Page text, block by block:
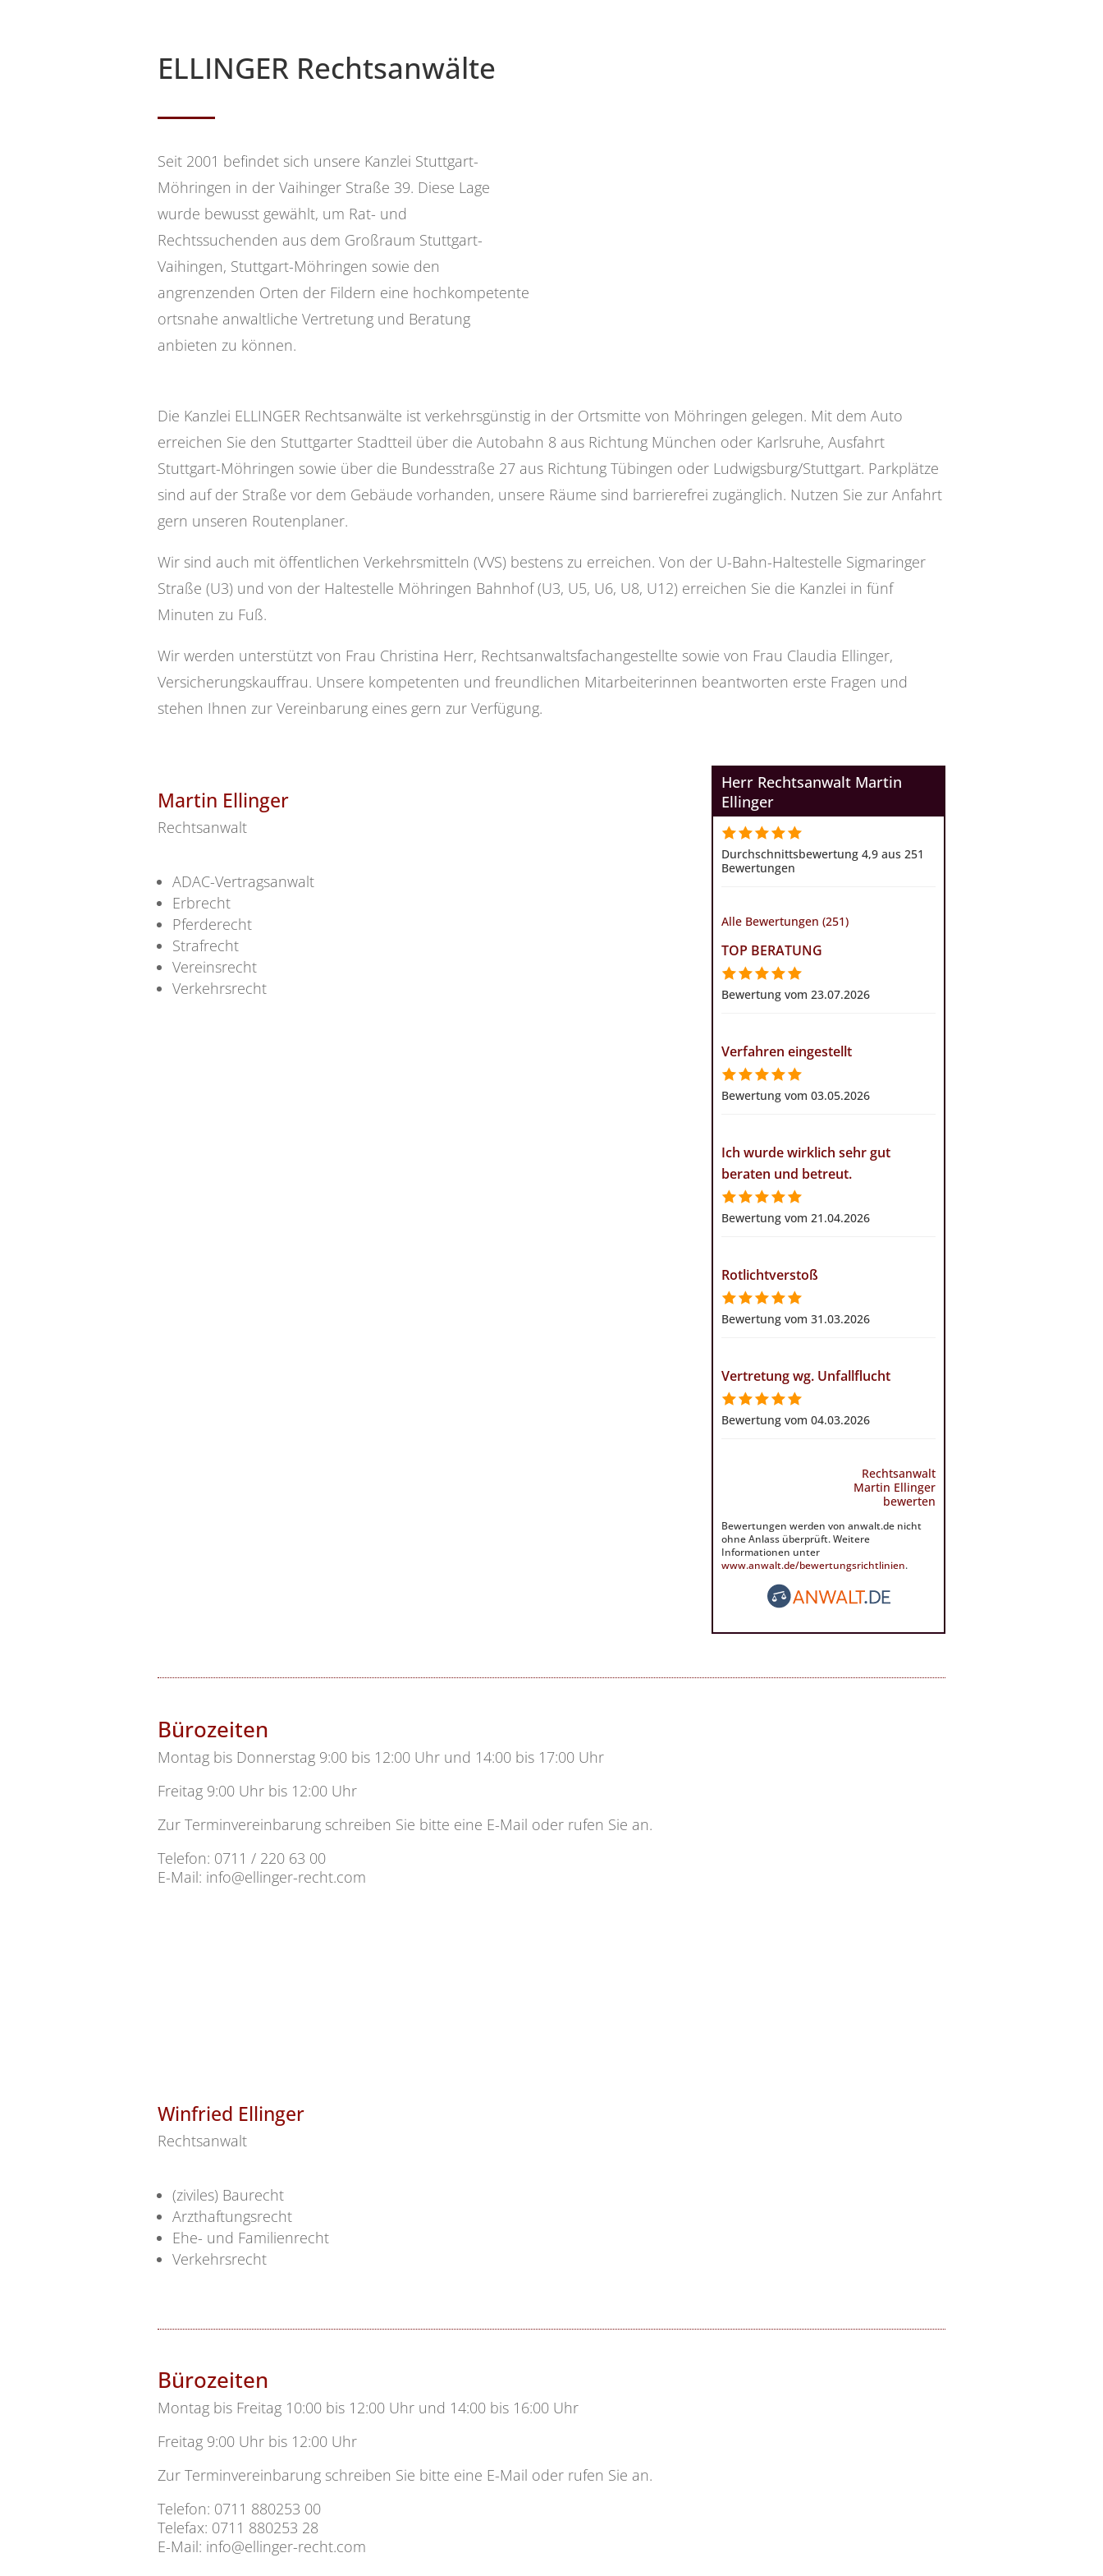
ELLINGER Rechtsanwälte
Seit 2001 befindet sich unsere Kanzlei Stuttgart-
Möhringen in der Vaihinger Straße 39. Diese Lage
wurde bewusst gewählt, um Rat- und
Rechtssuchenden aus dem Großraum Stuttgart-
Vaihingen, Stuttgart-Möhringen sowie den
angrenzenden Orten der Fildern eine hochkompetente
ortsnahe anwaltliche Vertretung und Beratung
anbieten zu können.
Die Kanzlei ELLINGER Rechtsanwälte ist verkehrsgünstig in der Ortsmitte von Möhringen gelegen. Mit dem Auto
erreichen Sie den Stuttgarter Stadtteil über die Autobahn 8 aus Richtung München oder Karlsruhe, Ausfahrt
Stuttgart-Möhringen sowie über die Bundesstraße 27 aus Richtung Tübingen oder Ludwigsburg/Stuttgart. Parkplätze
sind auf der Straße vor dem Gebäude vorhanden, unsere Räume sind barrierefrei zugänglich. Nutzen Sie zur Anfahrt
gern unseren Routenplaner.
Wir sind auch mit öffentlichen Verkehrsmitteln (VVS) bestens zu erreichen. Von der U-Bahn-Haltestelle Sigmaringer
Straße (U3) und von der Haltestelle Möhringen Bahnhof (U3, U5, U6, U8, U12) erreichen Sie die Kanzlei in fünf
Minuten zu Fuß.
Wir werden unterstützt von Frau Christina Herr, Rechtsanwaltsfachangestellte sowie von Frau Claudia Ellinger,
Versicherungskauffrau. Unsere kompetenten und freundlichen Mitarbeiterinnen beantworten erste Fragen und
stehen Ihnen zur Vereinbarung eines gern zur Verfügung.
Martin Ellinger
Rechtsanwalt
ADAC-Vertragsanwalt
Erbrecht
Pferderecht
Strafrecht
Vereinsrecht
Verkehrsrecht
Herr Rechtsanwalt Martin
Ellinger
Durchschnittsbewertung 4,9 aus 251
Bewertungen
Alle Bewertungen (251)
TOP BERATUNG
Bewertung vom 23.07.2026
Verfahren eingestellt
Bewertung vom 03.05.2026
Ich wurde wirklich sehr gut
beraten und betreut.
Bewertung vom 21.04.2026
Rotlichtverstoß
Bewertung vom 31.03.2026
Vertretung wg. Unfallflucht
Bewertung vom 04.03.2026
Rechtsanwalt
Martin Ellinger
bewerten
Bewertungen werden von anwalt.de nicht
ohne Anlass überprüft. Weitere
Informationen unter
www.anwalt.de/bewertungsrichtlinien.
Bürozeiten
Montag bis Donnerstag 9:00 bis 12:00 Uhr und 14:00 bis 17:00 Uhr
Freitag 9:00 Uhr bis 12:00 Uhr
Zur Terminvereinbarung schreiben Sie bitte eine E-Mail oder rufen Sie an.
Telefon: 0711 / 220 63 00
E-Mail: info@ellinger-recht.com
Winfried Ellinger
Rechtsanwalt
(ziviles) Baurecht
Arzthaftungsrecht
Ehe- und Familienrecht
Verkehrsrecht
Bürozeiten
Montag bis Freitag 10:00 bis 12:00 Uhr und 14:00 bis 16:00 Uhr
Freitag 9:00 Uhr bis 12:00 Uhr
Zur Terminvereinbarung schreiben Sie bitte eine E-Mail oder rufen Sie an.
Telefon: 0711 880253 00
Telefax: 0711 880253 28
E-Mail: info@ellinger-recht.com